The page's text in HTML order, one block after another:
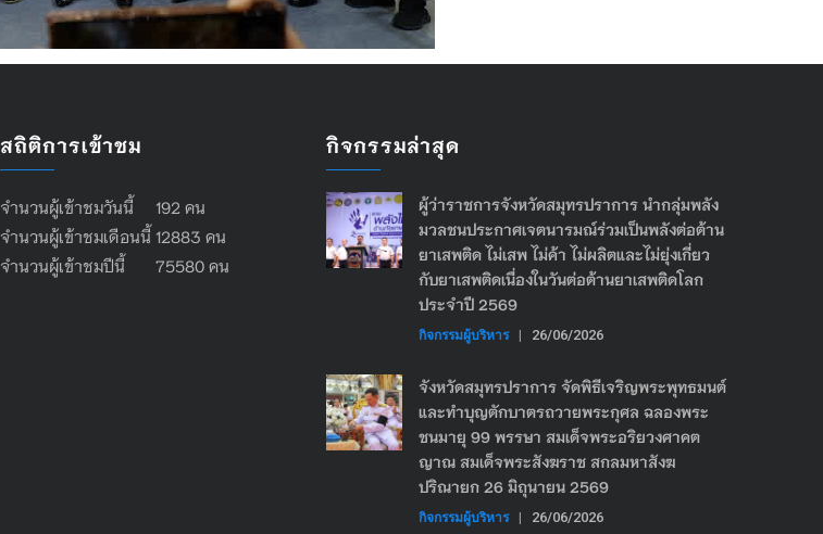
สถิติการเข้าชม
จำนวนผู้เข้าชมวันนี้ 192 คน
จำนวนผู้เข้าชมเดือนนี้ 12883 คน
จำนวนผู้เข้าชมปีนี้ 75580 คน
กิจกรรมล่าสุด
ผู้ว่าราชการจังหวัดสมุทรปราการ นำกลุ่มพลัง
มวลชนประกาศเจตนารมณ์ร่วมเป็นพลังต่อต้าน
ยาเสพติด ไม่เสพ ไม่ค้า ไม่ผลิตและไม่ยุ่งเกี่ยว
กับยาเสพติดเนื่องในวันต่อต้านยาเสพติดโลก
ประจำปี 2569
กิจกรรมผู้บริหาร | 26/06/2026
จังหวัดสมุทรปราการ จัดพิธีเจริญพระพุทธมนต์
และทำบุญตักบาตรถวายพระกุศล ฉลองพระ
ชนมายุ 99 พรรษา สมเด็จพระอริยวงศาคต
ญาณ สมเด็จพระสังฆราช สกลมหาสังฆ
ปริณายก 26 มิถุนายน 2569
กิจกรรมผู้บริหาร | 26/06/2026